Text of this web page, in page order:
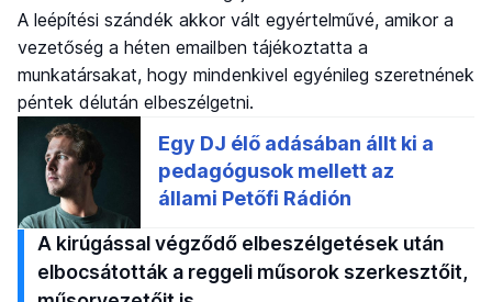
A leépítési szándék akkor vált egyértelművé, amikor a
vezetőség a héten emailben tájékoztatta a
munkatársakat, hogy mindenkivel egyénileg szeretnének
péntek délután elbeszélgetni.
A kirúgással végződő elbeszélgetések után
elbocsátották a reggeli műsorok szerkesztőit,